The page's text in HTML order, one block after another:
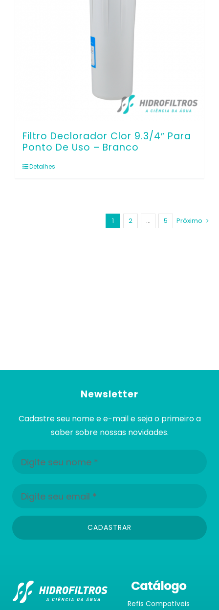
Filtro Declorador Clor 9.3/4″ Para
Ponto De Uso – Branco
Detalhes
1 2 … 5 Próximo
Newsletter
Cadastre seu nome e e-mail e seja o primeiro a
saber sobre nossas novidades.
CADASTRAR
Catálogo
Refis Compatíveis